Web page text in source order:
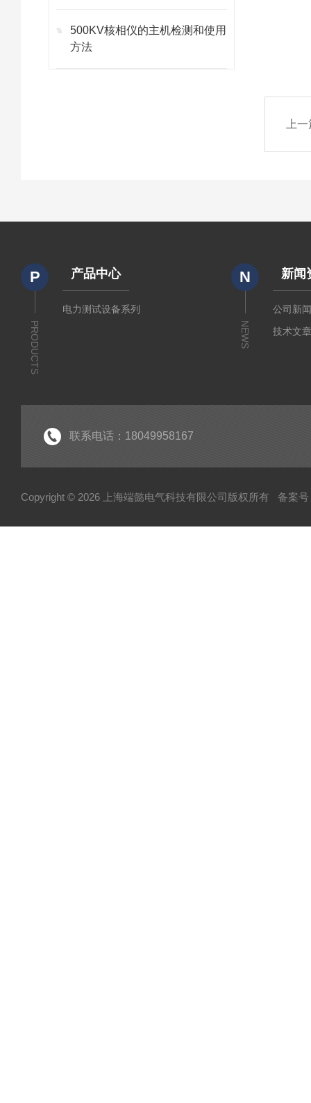
500KV核相仪的主机检测和使用
方法
上
P
PRODUCTS
产品中心
电力测试设备系列
N
NEWS
新闻
公司新
技术文
联系电话：18049958167
Copyright © 2026 上海端懿电气科技有限公司版权所有 备案号